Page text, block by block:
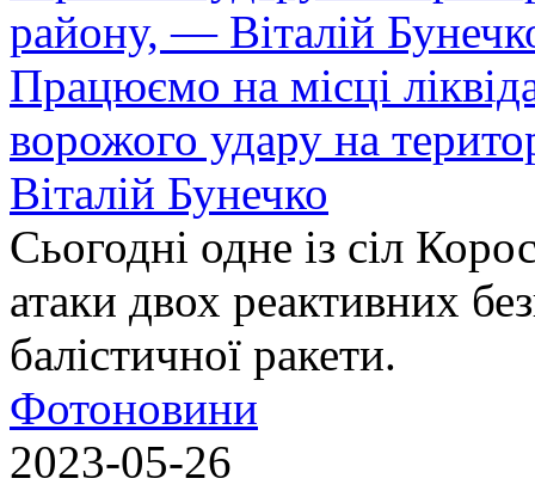
Працюємо на місці
ворожого удару на
Віталій Бунечко
Сьогодні одне із сіл
атаки двох реактивних
балістичної ракети.
Фотоновини
2023-05-26